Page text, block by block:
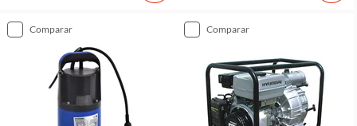
comparar comparar